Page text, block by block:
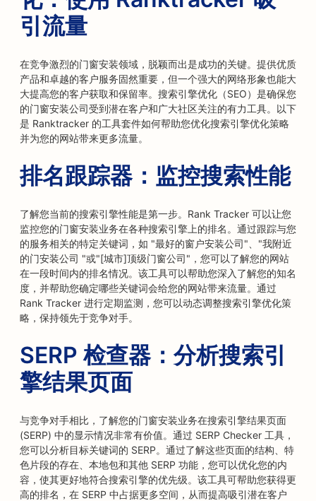
引流量
在竞争激烈的门窗安装领域，脱颖而出是成功的关键。提供优质
产品和卓越的客户服务固然重要，但一个强大的网络形象也能大
大提高您的客户获取和保留率。搜索引擎优化（SEO）是确保您
的门窗安装公司受到潜在客户和广大社区关注的有力工具。以下
是 Ranktracker 的工具套件如何帮助您优化搜索引擎优化策略
并为您的网站带来更多流量。
排名跟踪器：监控搜索性能
了解您当前的搜索引擎性能是第一步。Rank Tracker 可以让您
监控您的门窗安装业务在各种搜索引擎上的排名。通过跟踪与您
的服务相关的特定关键词，如 "最好的窗户安装公司"、"我附近
的门安装公司 "或"[城市]顶级门窗公司"，您可以了解您的网站
在一段时间内的排名情况。该工具可以帮助您深入了解您的知名
度，并帮助您确定哪些关键词会给您的网站带来流量。通过
Rank Tracker 进行定期监测，您可以动态调整搜索引擎优化策
略，保持领先于竞争对手。
SERP 检查器：分析搜索引
擎结果页面
与竞争对手相比，了解您的门窗安装业务在搜索引擎结果页面
(SERP) 中的显示情况非常有价值。通过 SERP Checker 工具，
您可以分析目标关键词的 SERP。通过了解这些页面的结构、特
色片段的存在、本地包和其他 SERP 功能，您可以优化您的内
容，使其更好地符合搜索引擎的优先级。该工具可帮助您获得更
高的排名，在 SERP 中占据更多空间，从而提高吸引潜在客户